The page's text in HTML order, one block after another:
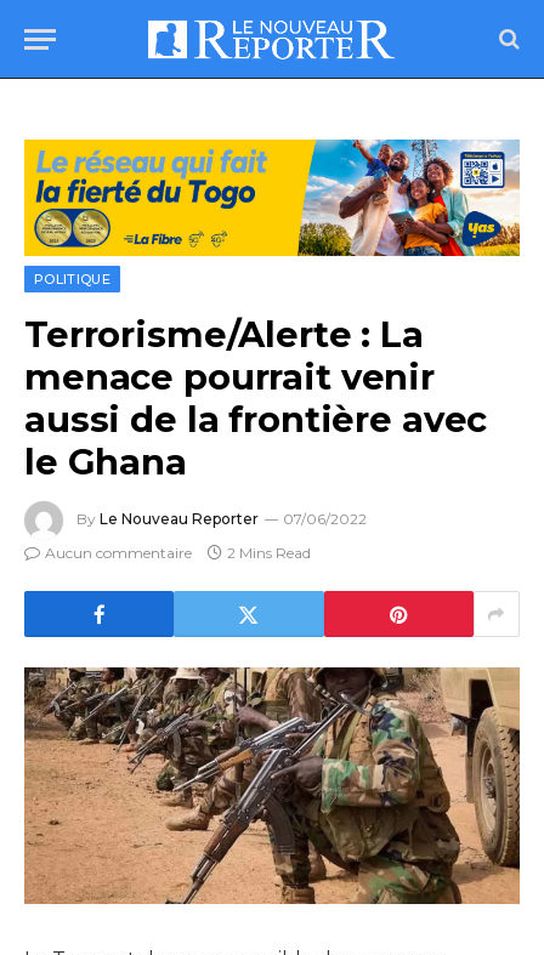
POLITIQUE
Terrorisme/Alerte : La
menace pourrait venir
aussi de la frontière avec
le Ghana
By Le Nouveau Reporter
07/06/2022
Aucun commentaire
2 Mins Read